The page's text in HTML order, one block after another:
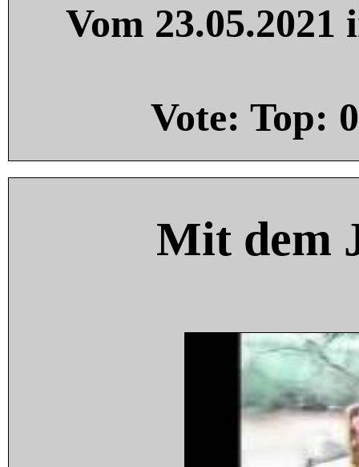
Vom
Vote: Top: 0
Mit dem